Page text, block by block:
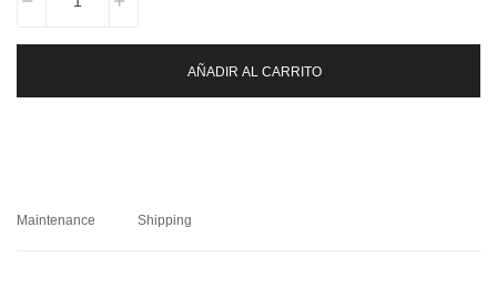
AÑADIR AL CARRITO
Maintenance Shipping